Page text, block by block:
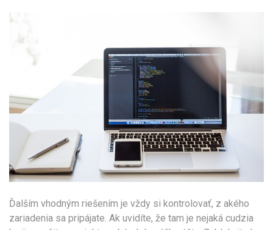
Ďalším vhodným riešením je vždy si kontrolovať, z akého
zariadenia sa pripájate. Ak uvidíte, že tam je nejaká cudzia